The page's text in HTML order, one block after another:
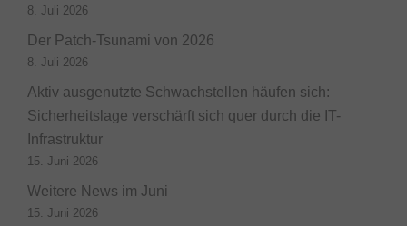
8. Juli 2026
Der Patch-Tsunami von 2026
8. Juli 2026
Aktiv ausgenutzte Schwachstellen häufen sich:
Sicherheitslage verschärft sich quer durch die IT-
Infrastruktur
15. Juni 2026
Weitere News im Juni
15. Juni 2026